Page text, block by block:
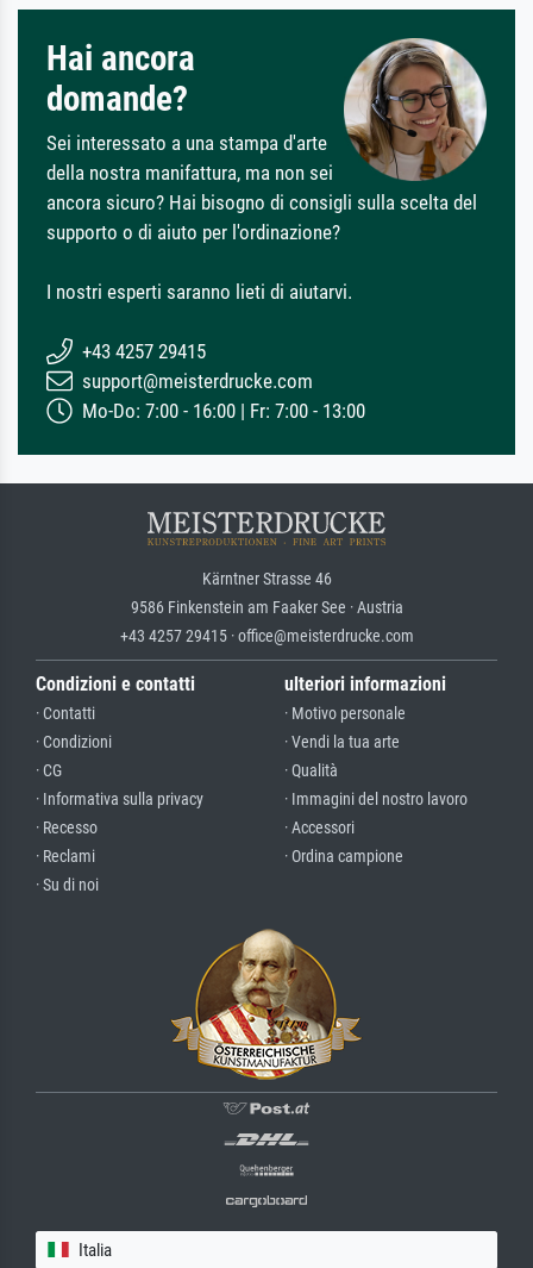
Hai ancora
domande?
Sei interessato a una stampa d'arte
della nostra manifattura, ma non sei
ancora sicuro? Hai bisogno di consigli sulla scelta del
supporto o di aiuto per l'ordinazione?
I nostri esperti saranno lieti di aiutarvi.
+43 4257 29415
support@meisterdrucke.com
Mo-Do: 7:00 - 16:00 | Fr: 7:00 - 13:00
Kärntner Strasse 46
9586 Finkenstein am Faaker See · Austria
+43 4257 29415 · office@meisterdrucke.com
Condizioni e contatti
· Contatti
· Condizioni
· CG
· Informativa sulla privacy
· Recesso
· Reclami
· Su di noi
ulteriori informazioni
· Motivo personale
· Vendi la tua arte
· Qualità
· Immagini del nostro lavoro
· Accessori
· Ordina campione
Italia